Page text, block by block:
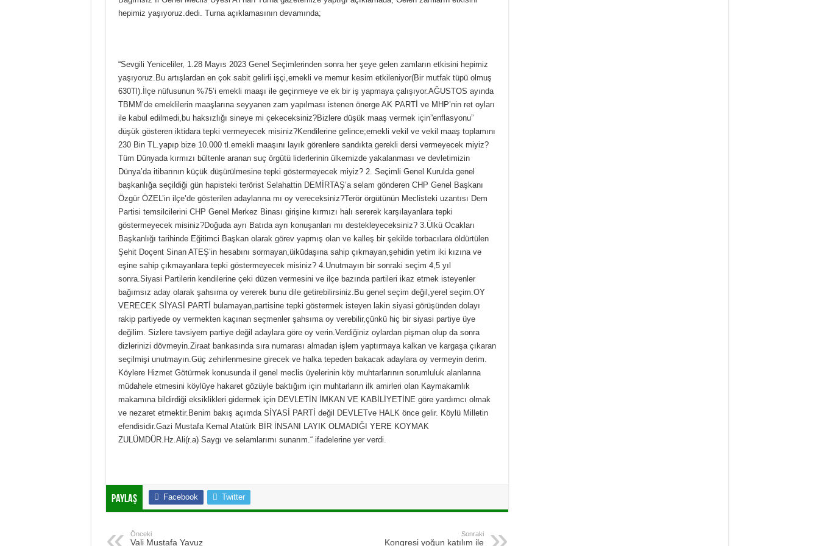
hepimiz yaşıyoruz.dedi. Turna açıklamasının devamında;
“Sevgili Yeniceliler, 1.28 Mayıs 2023 Genel Seçimlerinden sonra her şeye gelen zamların etkisini hepimiz
yaşıyoruz.Bu artışlardan en çok sabit gelirli işçi,emekli ve memur kesim etkileniyor(Bir mutfak tüpü olmuş
630Tl).İlçe nüfusunun %75’i emekli maaşı ile geçinmeye ve ek bir iş yapmaya çalışıyor.AĞUSTOS ayında
TBMM’de emeklilerin maaşlarına seyyanen zam yapılması istenen önerge AK PARTİ ve MHP’nin ret oyları
ile kabul edilmedi,bu haksızlığı sineye mi çekeceksiniz?Bizlere düşük maaş vermek için”enflasyonu”
düşük gösteren iktidara tepki vermeyecek misiniz?Kendilerine gelince;emekli vekil ve vekil maaş toplamını
230 Bin TL.yapıp bize 10.000 tl.emekli maaşını layık görenlere sandıkta gerekli dersi vermeyecek miyiz?
Tüm Dünyada kırmızı bültenle aranan suç örgütü liderlerinin ülkemizde yakalanması ve devletimizin
Dünya’da itibarının küçük düşürülmesine tepki göstermeyecek miyiz? 2. Seçimli Genel Kurulda genel
başkanlığa seçildiği gün hapisteki terörist Selahattin DEMİRTAŞ’a selam gönderen CHP Genel Başkanı
Özgür ÖZEL’in ilçe’de gösterilen adaylarına mı oy vereceksiniz?Terör örgütünün Meclisteki uzantısı Dem
Partisi temsilcilerini CHP Genel Merkez Binası girişine kırmızı halı sererek karşılayanlara tepki
göstermeyecek misiniz?Doğuda ayrı Batıda ayrı konuşanları mı destekleyeceksiniz? 3.Ülkü Ocakları
Başkanlığı tarihinde Eğitimci Başkan olarak görev yapmış olan ve kalleş bir şekilde torbacılara öldürtülen
Şehit Doçent Sinan ATEŞ’in hesabını sormayan,üiküdaşına sahip çıkmayan,şehidin yetim iki kızına ve
eşine sahip çıkmayanlara tepki göstermeyecek misiniz? 4.Unutmayın bir sonraki seçim 4,5 yıl
sonra.Siyasi Partilerin kendilerine çeki düzen vermesini ve ilçe bazında partileri ikaz etmek isteyenler
bağımsız aday olarak şahsıma oy vererek bunu dile getirebilirsiniz.Bu genel seçim değil,yerel seçim.OY
VERECEK SİYASİ PARTİ bulamayan,partisine tepki göstermek isteyen lakin siyasi görüşünden dolayı
rakip partiyede oy vermekten kaçınan seçmenler şahsıma oy verebilir,çünkü hiç bir siyasi partiye üye
değilim. Sizlere tavsiyem partiye değil adaylara göre oy verin.Verdiğiniz oylardan pişman olup da sonra
dizlerinizi dövmeyin.Ziraat bankasında sıra numarası almadan işlem yaptırmaya kalkan ve kargaşa çıkaran
seçilmişi unutmayın.Güç zehirlenmesine girecek ve halka tepeden bakacak adaylara oy vermeyin derim.
Köylere Hizmet Götürmek konusunda il genel meclis üyelerinin köy muhtarlarının sorumluluk alanlarına
müdahele etmesini köylüye hakaret gözüyle baktığım için muhtarların ilk amirleri olan Kaymakamlık
makamına bildirdiği eksiklikleri gidermek için DEVLETİN İMKAN VE KABİLİYETİNE göre yardımcı olmak
ve nezaret etmektir.Benim bakış açımda SİYASİ PARTİ değil DEVLETve HALK önce gelir. Köylü Milletin
efendisidir.Gazi Mustafa Kemal Atatürk BİR İNSANI LAYIK OLMADIĞI YERE KOYMAK
ZULÜMDÜR.Hz.Ali(r.a) Saygı ve selamlarımı sunarım.“ ifadelerine yer verdi.
Paylaş Facebook Twitter
Önceki
Vali Mustafa Yavuz
Sonraki
Kongresi yoğun katılım ile